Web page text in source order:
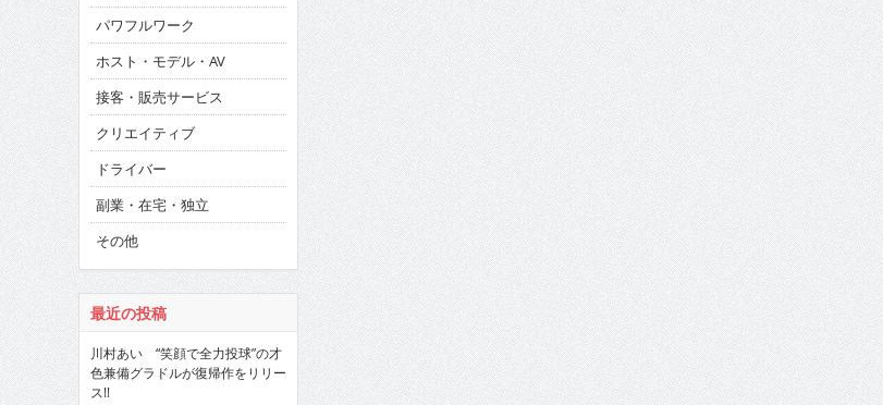
パワフルワーク
ホスト・モデル・AV
接客・販売サービス
クリエイティブ
ドライバー
副業・在宅・独立
その他
最近の投稿
川村あい “笑顔で全力投球”の才
色兼備グラドルが復帰作をリリー
ス!!